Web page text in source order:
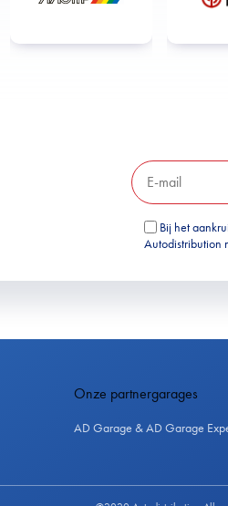
Bij het
Autodistribution
Onze partnergarages
AD Garage & AD Garage